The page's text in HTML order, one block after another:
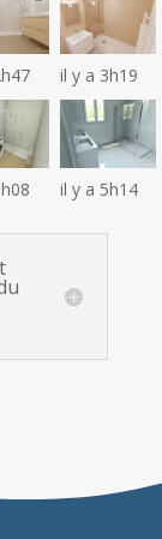
il y a 3h19
il y a 5h14